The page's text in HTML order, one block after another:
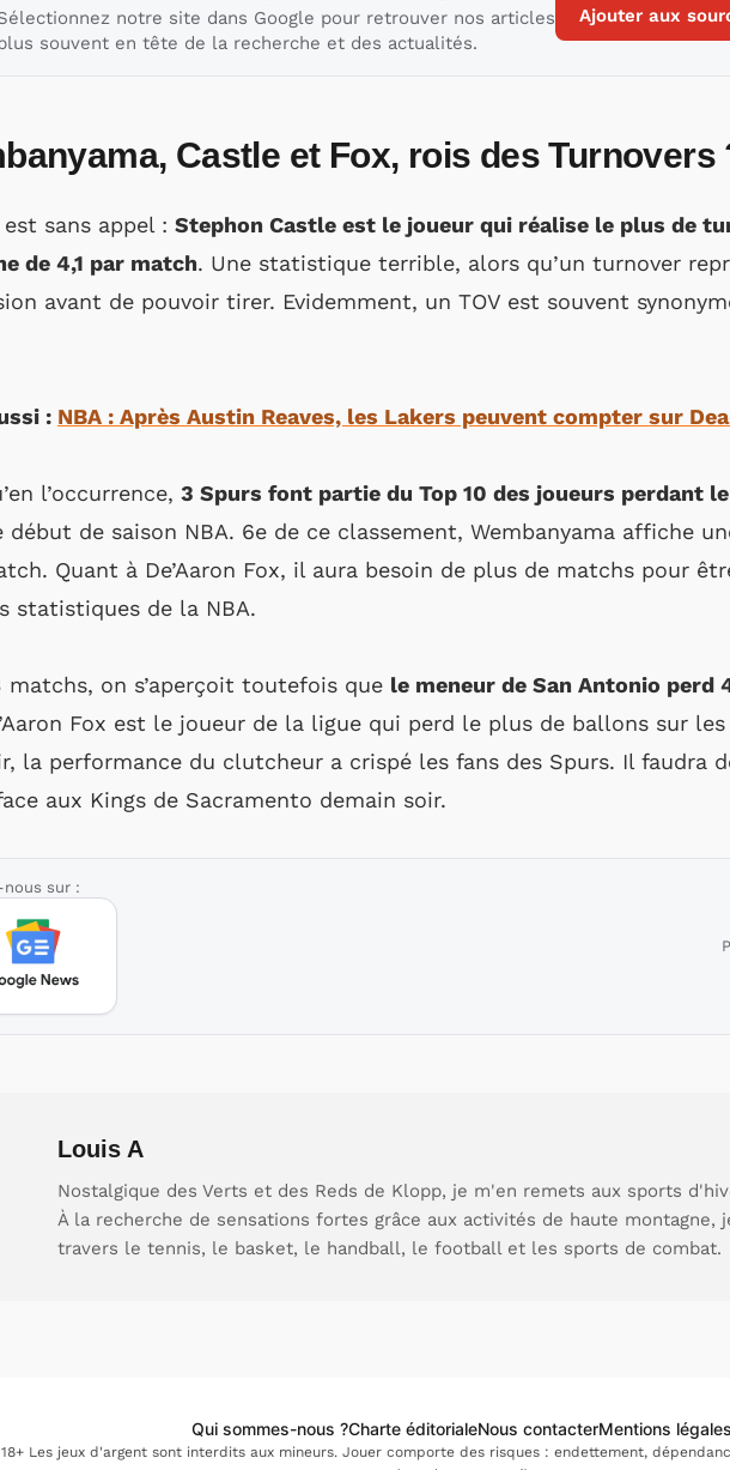
notre site dans Google pour retrouver nos articles
souvent en tête de la recherche et des actualités.
Ajouter aux
Castle et Fox, rois des Turnovers
sans appel : Stephon Castle est le joueur qui réalise le plus de
de 4,1 par match. Une statistique terrible, alors qu’un turnover
avant de pouvoir tirer. Evidemment, un TOV est souvent
: NBA : Après Austin Reaves, les Lakers peuvent compter sur
l’occurrence, 3 Spurs font partie du Top 10 des joueurs perdant
début de saison NBA. 6e de ce classement, Wembanyama affiche
Quant à De’Aaron Fox, il aura besoin de plus de matchs pour
statistiques de la NBA.
matchs, on s’aperçoit toutefois que le meneur de San Antonio perd
Fox est le joueur de la ligue qui perd le plus de ballons sur
la performance du clutcheur a crispé les fans des Spurs. Il faudra
aux Kings de Sacramento demain soir.
nous sur :
Louis A
Nostalgique des Verts et des Reds de Klopp, je m'en remets aux sports
À la recherche de sensations fortes grâce aux activités de haute montagne,
travers le tennis, le basket, le handball, le football et les sports de combat.
Qui sommes-nous ?Charte éditorialeNous contacterMentions légales
18+ Les jeux d'argent sont interdits aux mineurs. Jouer comporte des risques : endettement,